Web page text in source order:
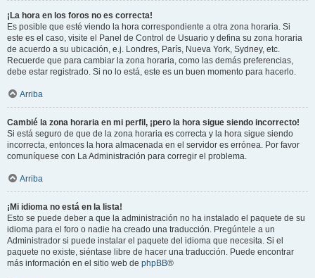
¡La hora en los foros no es correcta!
Es posible que esté viendo la hora correspondiente a otra zona horaria. Si
este es el caso, visite el Panel de Control de Usuario y defina su zona horaria
de acuerdo a su ubicación, e.j. Londres, París, Nueva York, Sydney, etc.
Recuerde que para cambiar la zona horaria, como las demás preferencias,
debe estar registrado. Si no lo está, este es un buen momento para hacerlo.
Arriba
Cambié la zona horaria en mi perfil, ¡pero la hora sigue siendo incorrecto!
Si está seguro de que de la zona horaria es correcta y la hora sigue siendo
incorrecta, entonces la hora almacenada en el servidor es errónea. Por favor
comuníquese con La Administración para corregir el problema.
Arriba
¡Mi idioma no está en la lista!
Esto se puede deber a que la administración no ha instalado el paquete de su
idioma para el foro o nadie ha creado una traducción. Pregúntele a un
Administrador si puede instalar el paquete del idioma que necesita. Si el
paquete no existe, siéntase libre de hacer una traducción. Puede encontrar
más información en el sitio web de phpBB®